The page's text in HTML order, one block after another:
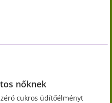
nőknek
cukros üdítőélményt